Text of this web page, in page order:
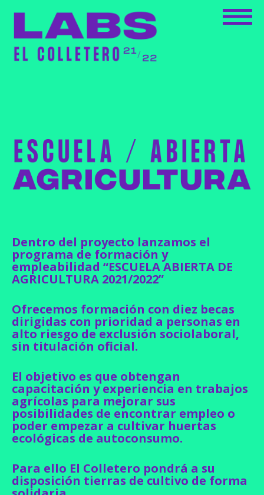
Dentro del proyecto lanzamos el
programa de formación y
empleabilidad “ESCUELA ABIERTA DE
AGRICULTURA 2021/2022”
Ofrecemos formación con diez becas
dirigidas con prioridad a personas en
alto riesgo de exclusión sociolaboral,
sin titulación oficial.
El objetivo es que obtengan
capacitación y experiencia en trabajos
agrícolas para mejorar sus
posibilidades de encontrar empleo o
poder empezar a cultivar huertas
ecológicas de autoconsumo.
Para ello El Colletero pondrá a su
disposición tierras de cultivo de forma